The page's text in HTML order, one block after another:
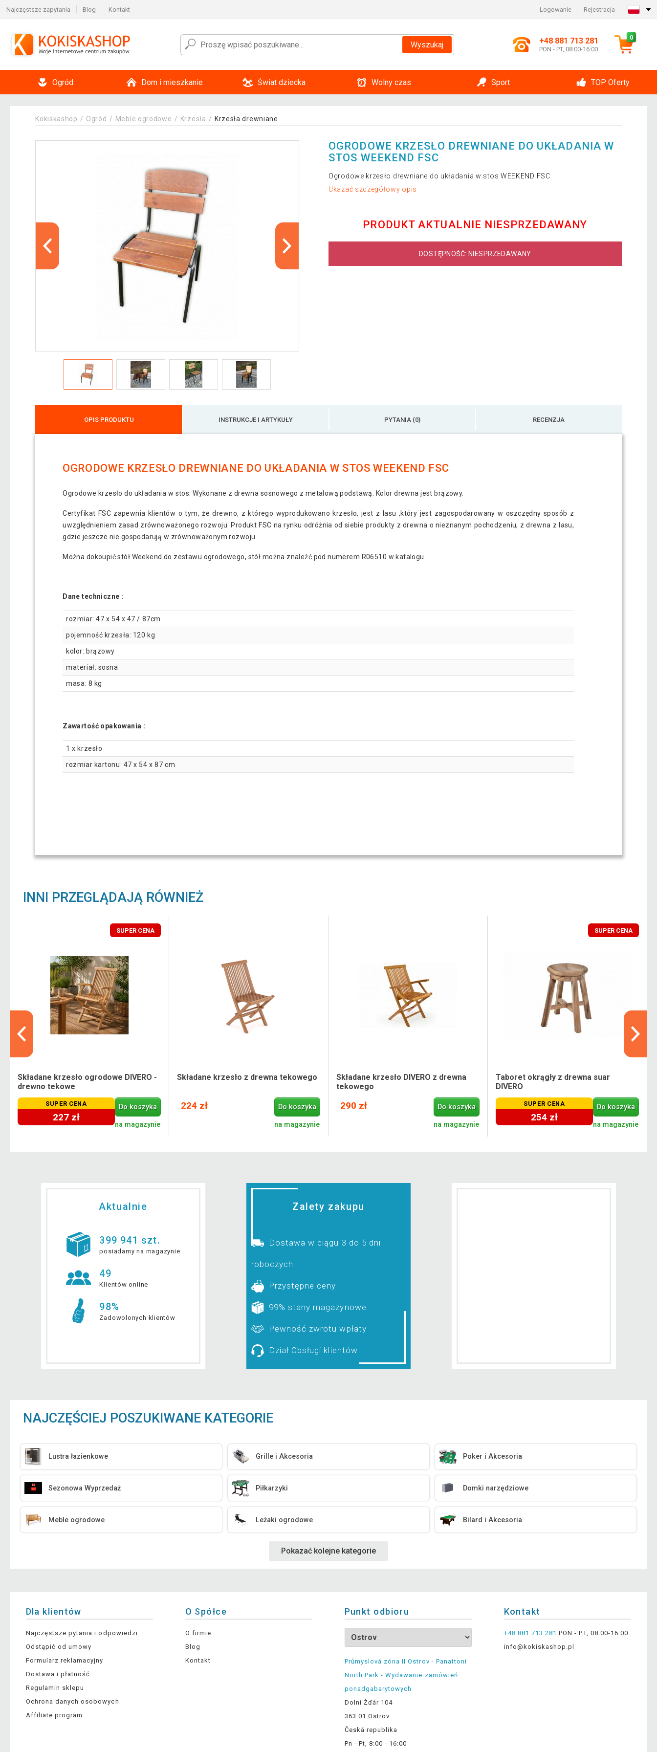
Najczęstsze zapytania Blog Kontakt Logowanie Rejestracja
Wyszukaj +48 881 713 281
PON - PT, 08:00-16:00
0
Ogród Dom i mieszkanie Świat dziecka Wolny czas Sport TOP Oferty
Kokiskashop Ogród Meble ogrodowe Krzesła Krzesła drewniane
OGRODOWE KRZESŁO DREWNIANE DO UKŁADANIA W
STOS WEEKEND FSC
Ogrodowe krzesło drewniane do układania w stos WEEKEND FSC
Ukazać szczegółowy opis
PRODUKT AKTUALNIE NIESPRZEDAWANY
DOSTĘPNOŚĆ: NIESPRZEDAWANY
OPIS PRODUKTU INSTRUKCJE I ARTYKUŁY PYTANIA (0) RECENZJA
OGRODOWE KRZESŁO DREWNIANE DO UKŁADANIA W STOS WEEKEND FSC
Ogrodowe krzesło do układania w stos. Wykonane z drewna sosnowego z metalową podstawą. Kolor drewna jest brązowy.
Certyfikat FSC zapewnia klientów o tym, że drewno, z którego wyprodukowano krzesło, jest z lasu ,który jest zagospodarowany w oszczędny sposób z
uwzględnieniem zasad zrównoważonego rozwoju. Produkt FSC na rynku odróżnia od siebie produkty z drewna o nieznanym pochodzeniu, z drewna z lasu,
gdzie jeszcze nie gospodarują w zrównoważonym rozwoju.
Można dokoupić stół Weekend do zestawu ogrodowego, stół można znaleźć pod numerem R06510 w katalogu.
Dane techniczne :
rozmiar: 47 x 54 x 47 / 87cm
pojemność krzesła: 120 kg
kolor: brązowy
materiał: sosna
masa: 8 kg
Zawartość opakowania :
1 x krzesło
rozmiar kartonu: 47 x 54 x 87 cm
INNI PRZEGLĄDAJĄ RÓWNIEŻ
SUPER CENA
Składane krzesło ogrodowe DIVERO -
drewno tekowe
SUPER CENA
227 zł
Do koszyka
na magazynie
Składane krzesło z drewna tekowego
224 zł Do koszyka
na magazynie
Składane krzesło DIVERO z drewna
tekowego
290 zł Do koszyka
na magazynie
SUPER CENA
Taboret okrągły z drewna suar
DIVERO
SUPER CENA
254 zł
Do koszyka
na magazynie
Aktualnie
399 941 szt.
posiadamy na magazynie
49
Klientów online
98%
Zadowolonych klientów
Zalety zakupu
Dostawa w ciągu 3 do 5 dni
roboczych
Przystępne ceny
99% stany magazynowe
Pewność zwrotu wpłaty
Dział Obsługi klientów
NAJCZĘŚCIEJ POSZUKIWANE KATEGORIE
Lustra łazienkowe Grille i Akcesoria Poker i Akcesoria
Sezonowa Wyprzedaż Piłkarzyki Domki narzędziowe
Meble ogrodowe Leżaki ogrodowe Bilard i Akcesoria
Pokazać kolejne kategorie
Dla klientów
Najczęstsze pytania i odpowiedzi
Odstąpić od umowy
Formularz reklamacyjny
Dostawa i płatność
Regulamin sklepu
Ochrona danych osobowych
Affiliate program
O Spółce
O firmie
Blog
Kontakt
Punkt odbioru
Průmyslová zóna II Ostrov - Panattoni
North Park - Wydawanie zamówień
ponadgabarytowych
Dolní Žďár 104
363 01 Ostrov
Česká republika
Pn - Pt, 8:00 - 16:00
Kontakt
+48 881 713 281 PON - PT, 08:00-16:00
info@kokiskashop.pl